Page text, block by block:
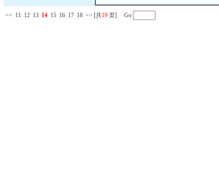
<< 11 12 13 14 15 16 17 18 >> [共19 页] Go